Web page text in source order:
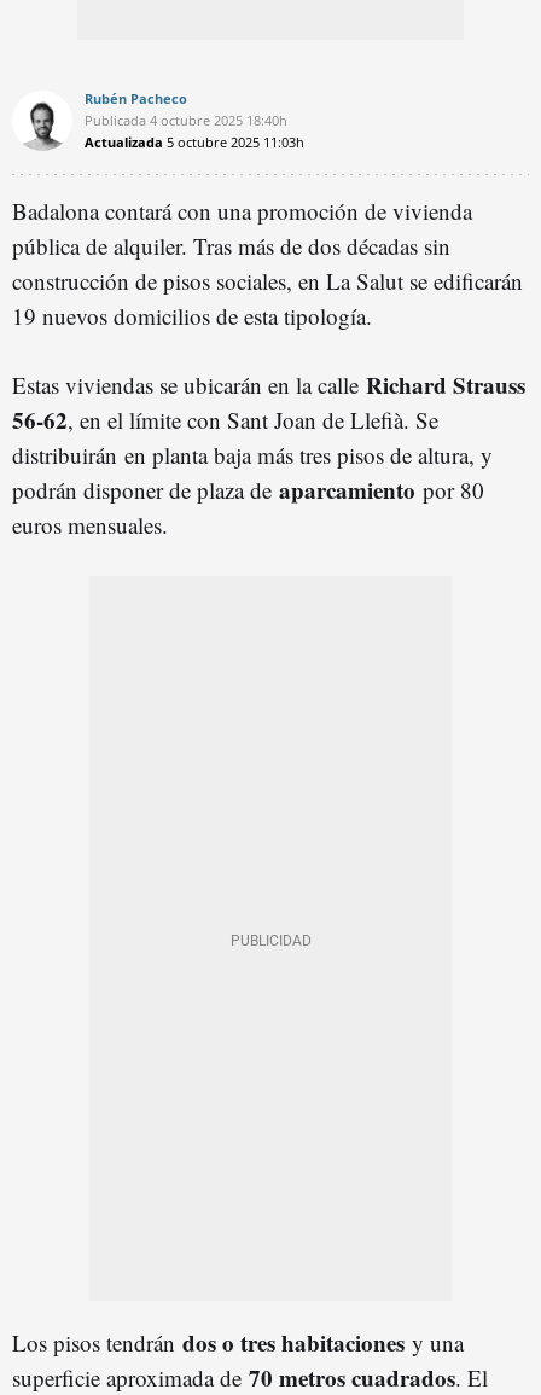
Rubén Pacheco
Publicada 4 octubre 2025 18:40h
Actualizada 5 octubre 2025 11:03h
Badalona contará con una promoción de vivienda
pública de alquiler. Tras más de dos décadas sin
construcción de pisos sociales, en La Salut se edificarán
19 nuevos domicilios de esta tipología.
Estas viviendas se ubicarán en la calle Richard Strauss
56-62, en el límite con Sant Joan de Llefià. Se
distribuirán en planta baja más tres pisos de altura, y
podrán disponer de plaza de aparcamiento por 80
euros mensuales.
Los pisos tendrán dos o tres habitaciones y una
superficie aproximada de 70 metros cuadrados. El